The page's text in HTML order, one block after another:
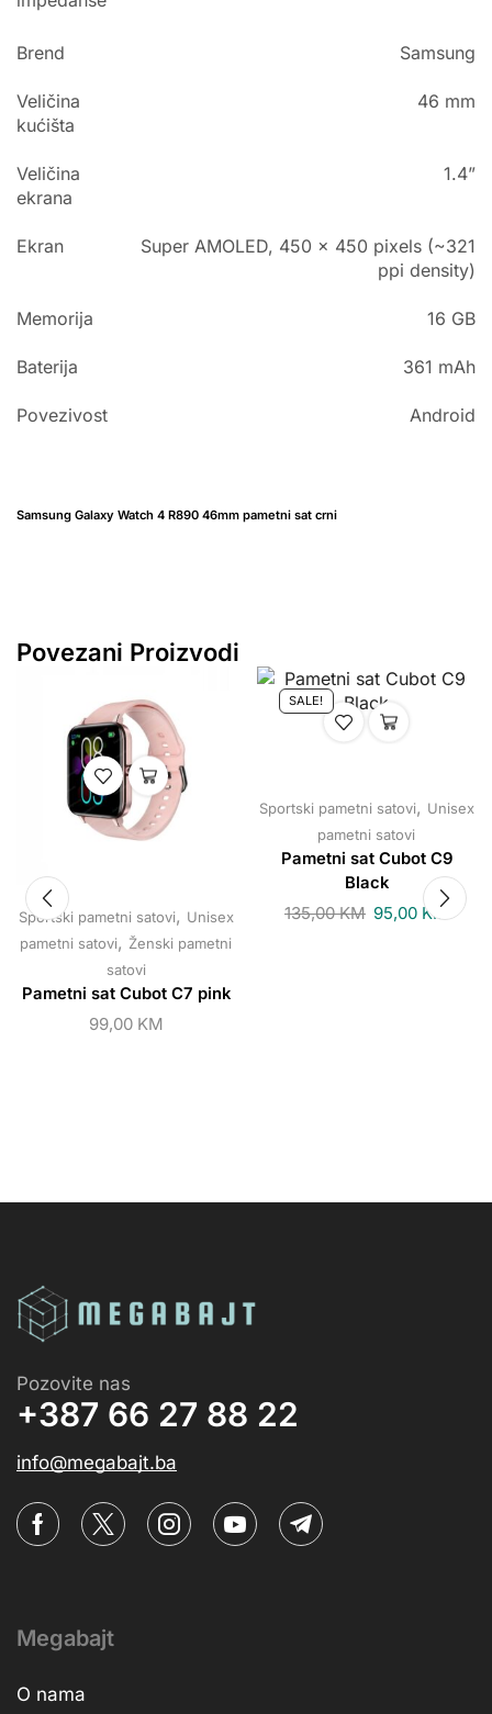
Brend Samsung
Veličina
kućišta
46 mm
Veličina
ekrana
1.4”
Ekran
Super AMOLED, 450 x 450 pixels (~321
ppi density)
Memorija 16 GB
Baterija 361 mAh
Povezivost Android
Samsung Galaxy Watch 4 R890 46mm pametni sat crni
Povezani Proizvodi
Sportski pametni satovi, Unisex
pametni satovi, Ženski pametni
satovi
Pametni sat Cubot C7 pink
99,00 KM
SALE!
Sportski pametni satovi, Unisex
pametni satovi
Pametni sat Cubot C9
Black
135,00KM 95,00 KM
Pozovite nas
+387 66 27 88 22
info@megabajt.ba
Megabajt
O nama